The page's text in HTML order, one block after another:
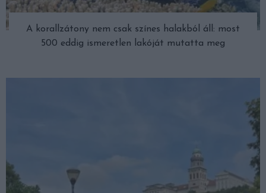
A korallzátony nem csak színes halakból áll: most
500 eddig ismeretlen lakóját mutatta meg